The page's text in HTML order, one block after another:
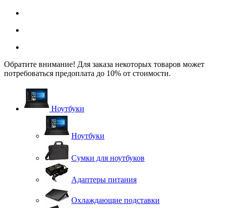
Обратите внимание! Для заказа некоторых товаров может
потребоваться предоплата до 10% от стоимости.
Ноутбуки
Ноутбуки
Сумки для ноутбуков
Адаптеры питания
Охлаждающие подставки